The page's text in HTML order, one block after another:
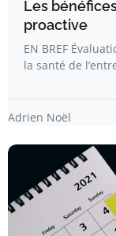
Les
proactive
EN BREF
la santé de
Adrien Noël